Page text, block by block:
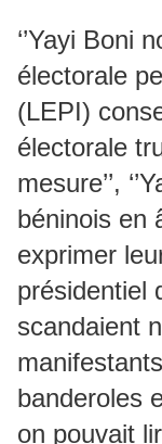
‘’Yayi Boni
électorale
(LEPI)
électorale
mesure’’,
béninois en
exprimer
présidentiel
scandaient
banderoles
on pouvait